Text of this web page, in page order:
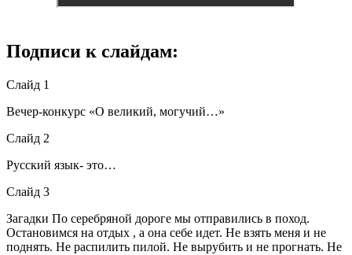
Подписи к слайдам:
Слайд 1
Вечер-конкурс «О великий, могучий…»
Слайд 2
Русский язык- это…
Слайд 3
Загадки По серебряной дороге мы отправились в поход.
Остановимся на отдых , а она себе идет. Не взять меня и не
поднять. Не распилить пилой. Не вырубить и не прогнать. Не